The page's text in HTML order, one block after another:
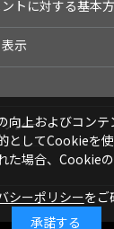
トに対する基本
示
シー
向上およびコン
としてCookieを使
た場合、Cookie
シーポリシーをご
承諾する